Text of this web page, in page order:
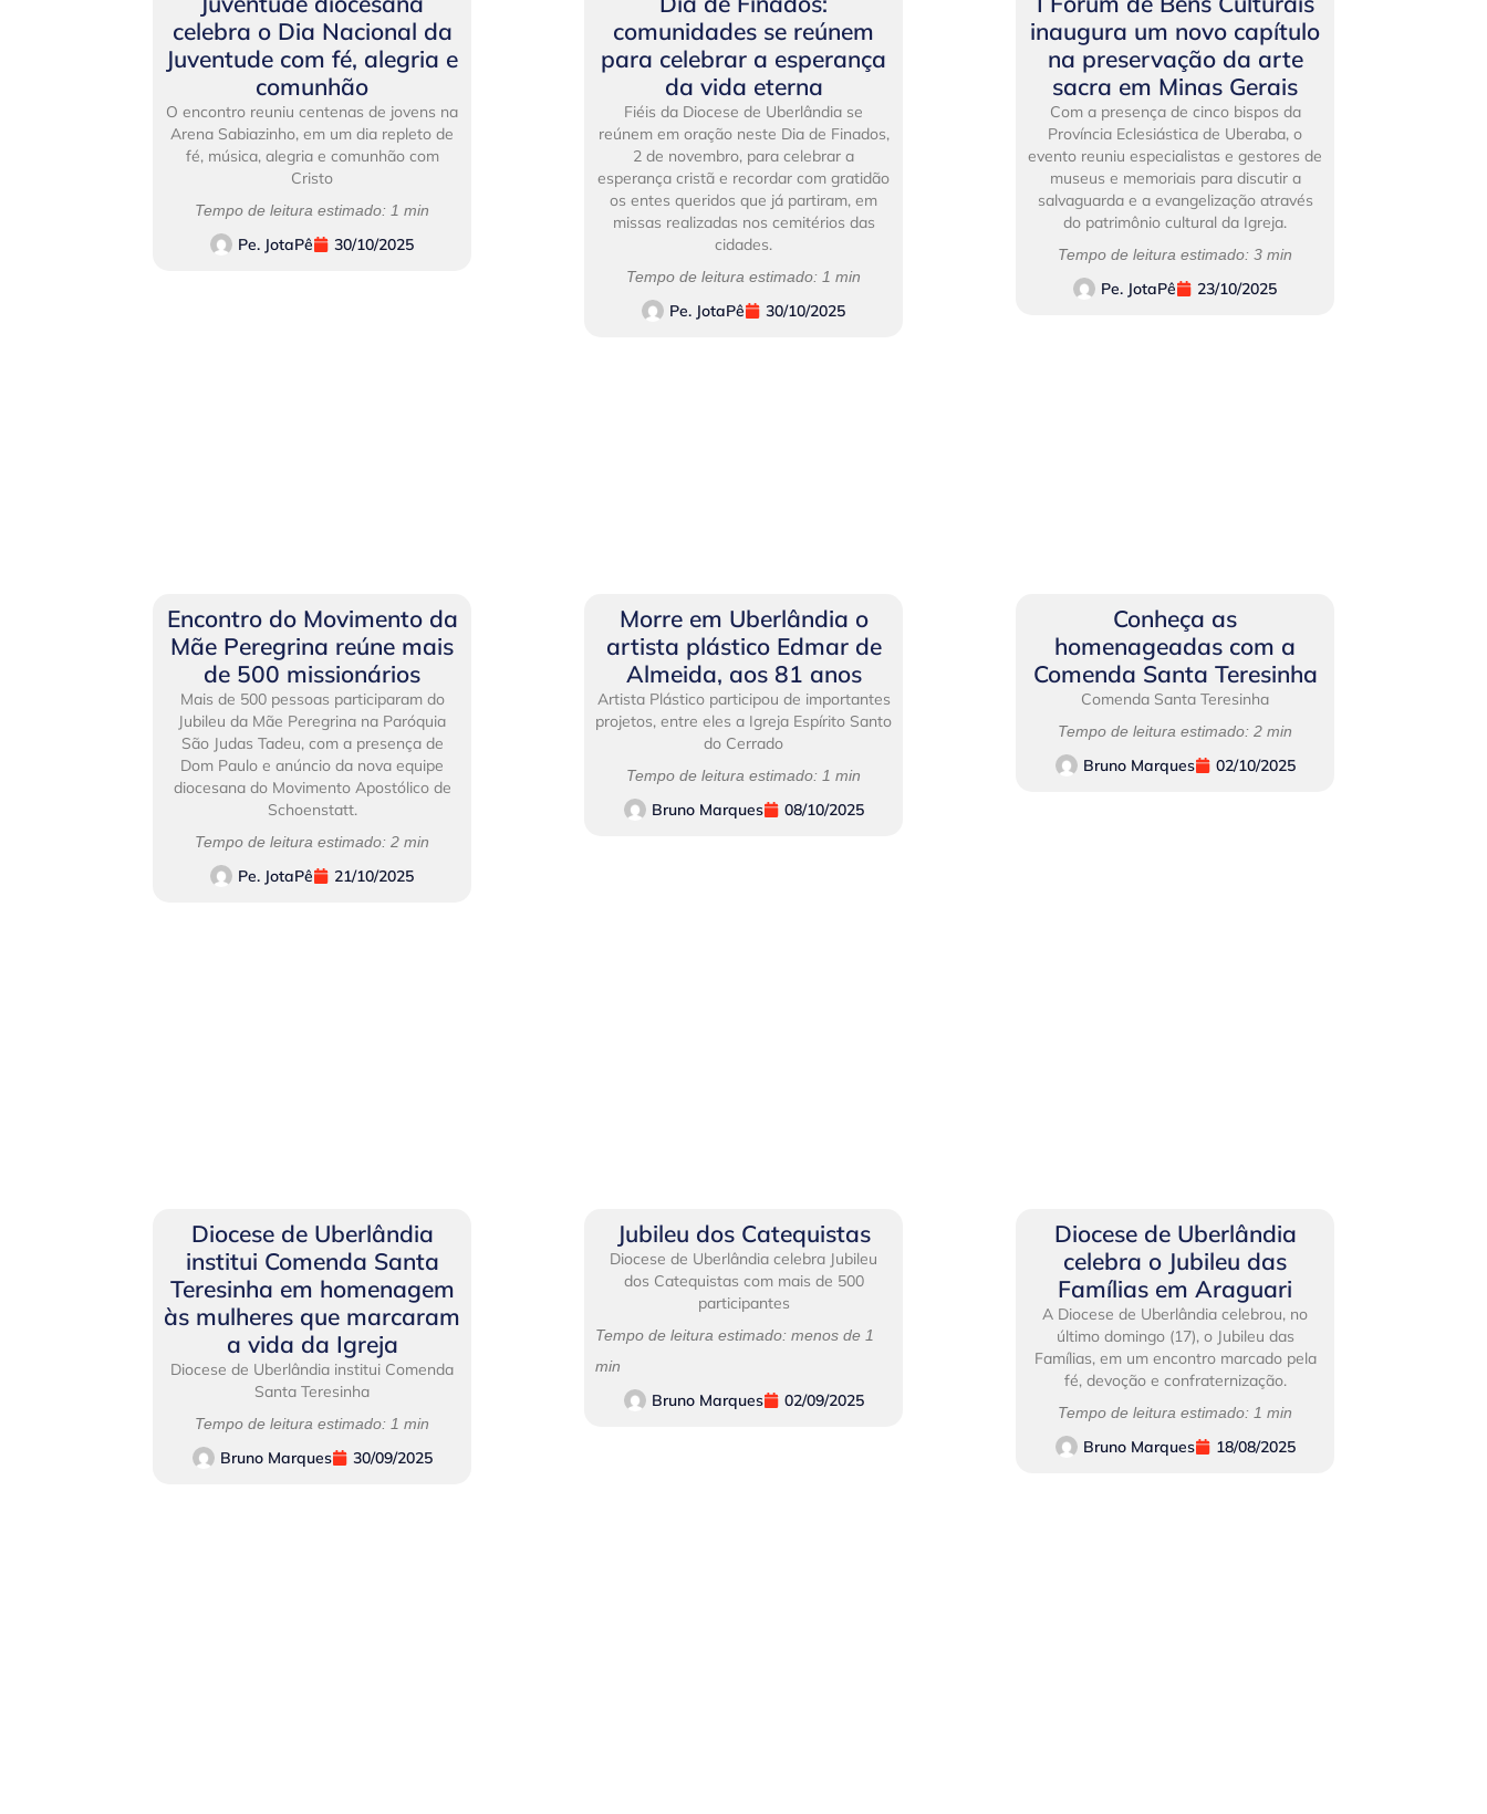
celebra o Dia Nacional da
Juventude com fé, alegria e
comunhão
O encontro reuniu centenas de jovens na
Arena Sabiazinho, em um dia repleto de
fé, música, alegria e comunhão com
Cristo
Tempo de leitura estimado: 1 min
Pe. JotaPê 30/10/2025
comunidades se reúnem
para celebrar a esperança
da vida eterna
Fiéis da Diocese de Uberlândia se
reúnem em oração neste Dia de Finados,
2 de novembro, para celebrar a
esperança cristã e recordar com gratidão
os entes queridos que já partiram, em
missas realizadas nos cemitérios das
cidades.
Tempo de leitura estimado: 1 min
Pe. JotaPê 30/10/2025
inaugura um novo capítulo
na preservação da arte
sacra em Minas Gerais
Com a presença de cinco bispos da
Província Eclesiástica de Uberaba, o
evento reuniu especialistas e gestores de
museus e memoriais para discutir a
salvaguarda e a evangelização através
do patrimônio cultural da Igreja.
Tempo de leitura estimado: 3 min
Pe. JotaPê 23/10/2025
Encontro do Movimento da
Mãe Peregrina reúne mais
de 500 missionários
Mais de 500 pessoas participaram do
Jubileu da Mãe Peregrina na Paróquia
São Judas Tadeu, com a presença de
Dom Paulo e anúncio da nova equipe
diocesana do Movimento Apostólico de
Schoenstatt.
Tempo de leitura estimado: 2 min
Pe. JotaPê 21/10/2025
Morre em Uberlândia o
artista plástico Edmar de
Almeida, aos 81 anos
Artista Plástico participou de importantes
projetos, entre eles a Igreja Espírito Santo
do Cerrado
Tempo de leitura estimado: 1 min
Bruno Marques 08/10/2025
Conheça as
homenageadas com a
Comenda Santa Teresinha
Comenda Santa Teresinha
Tempo de leitura estimado: 2 min
Bruno Marques 02/10/2025
Diocese de Uberlândia
institui Comenda Santa
Teresinha em homenagem
às mulheres que marcaram
a vida da Igreja
Diocese de Uberlândia institui Comenda
Santa Teresinha
Tempo de leitura estimado: 1 min
Bruno Marques 30/09/2025
Jubileu dos Catequistas
Diocese de Uberlândia celebra Jubileu
dos Catequistas com mais de 500
participantes
Tempo de leitura estimado: menos de 1
min
Bruno Marques 02/09/2025
Diocese de Uberlândia
celebra o Jubileu das
Famílias em Araguari
A Diocese de Uberlândia celebrou, no
último domingo (17), o Jubileu das
Famílias, em um encontro marcado pela
fé, devoção e confraternização.
Tempo de leitura estimado: 1 min
Bruno Marques 18/08/2025